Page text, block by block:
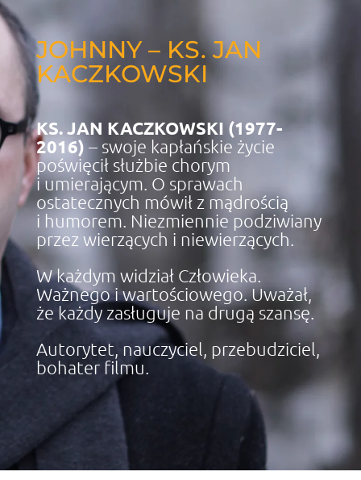
JOHNNY – KS. JAN
KACZKOWSKI
KS. JAN KACZKOWSKI (1977-
2016) – swoje kapłańskie życie
poświęcił służbie chorym
i umierającym. O sprawach
ostatecznych mówił z mądrością
i humorem. Niezmiennie podziwiany
przez wierzących i niewierzących.
W każdym widział Człowieka.
Ważnego i wartościowego. Uważał,
że każdy zasługuje na drugą szansę.
Autorytet, nauczyciel, przebudziciel,
bohater filmu.